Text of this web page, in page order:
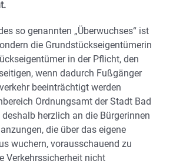
so genannten „Überwuchses“ ist
die Grundstückseigentümerin
in der Pflicht, den
wenn dadurch Fußgänger
beeinträchtigt werden
Ordnungsamt der Stadt Bad
herzlich an die Bürgerinnen
die über das eigene
wuchern, vorausschauend zu
Verkehrssicherheit nicht